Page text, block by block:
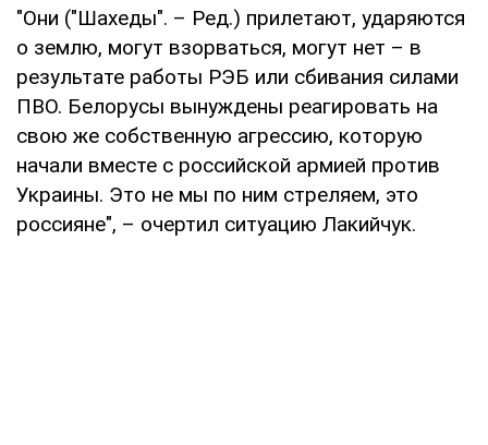
"Они ("Шахеды". – Ред.) прилетают, ударяются
о землю, могут взорваться, могут нет – в
результате работы РЭБ или сбивания силами
ПВО. Белорусы вынуждены реагировать на
свою же собственную агрессию, которую
начали вместе с российской армией против
Украины. Это не мы по ним стреляем, это
россияне", – очертил ситуацию Лакийчук.